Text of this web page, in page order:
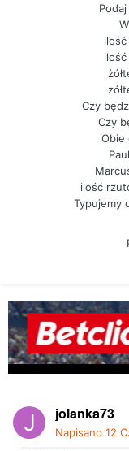
Czy
Czy
Obie
ilość
Typujemy
jolanka73
Napisano 12